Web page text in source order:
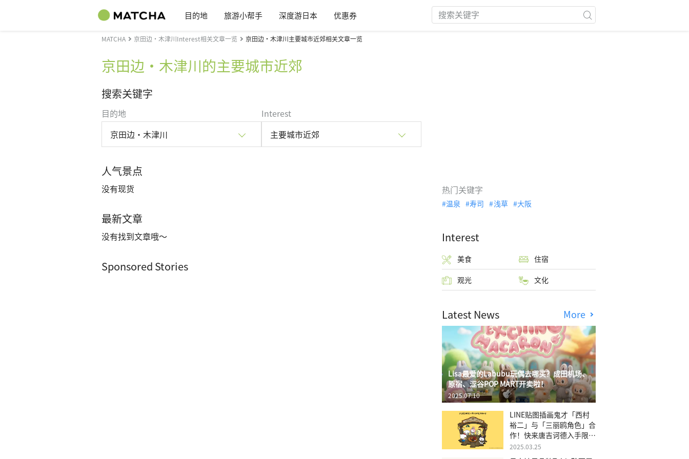
目的地 旅游小帮手 深度游日本 优惠券
MATCHA 京田边・木津川Interest相关文章一览 京田边・木津川主要城市近郊相关文章一览
京田边・木津川的主要城市近郊
搜索关键字
目的地
京田边・木津川
Interest
主要城市近郊
人气景点
没有现货
最新文章
没有找到文章哦～
Sponsored Stories
热门关键字
温泉 寿司 浅草 大阪
Interest
美食 住宿
观光 文化
Latest News More
Lisa最爱的Labubu玩偶去哪买？成田机场、
原宿、涩谷POP MART开卖啦！
2025.07.10
LINE贴图插画鬼才「西村
裕二」与「三丽鸥角色」合
作！快来唐吉诃德入手限量
商品
2025.03.25